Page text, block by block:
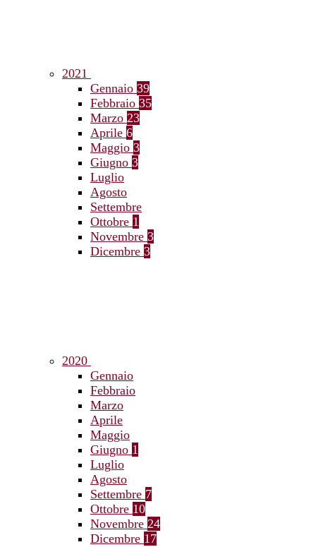
2021
Gennaio 39
Febbraio 35
Marzo 23
Aprile 6
Maggio 3
Giugno 3
Luglio
Agosto
Settembre
Ottobre 1
Novembre 3
Dicembre 3
2020
Gennaio
Febbraio
Marzo
Aprile
Maggio
Giugno 1
Luglio
Agosto
Settembre 7
Ottobre 10
Novembre 24
Dicembre 17